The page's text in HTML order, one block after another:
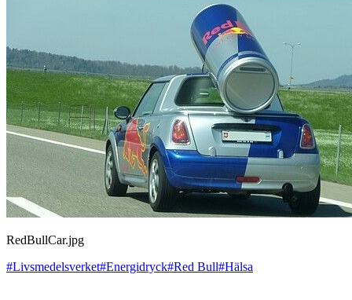
RedBullCar.jpg
#Livsmedelsverket#Energidryck#Red Bull#Hälsa